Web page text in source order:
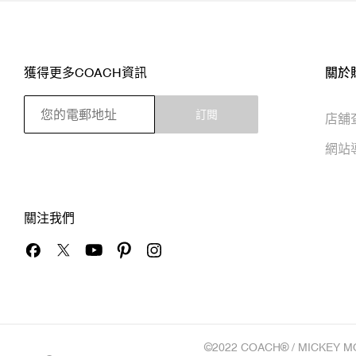
獲得更多COACH資訊
訂閱
關注我們
關於
店舖
網站
©2022 COACH® / MICKEY